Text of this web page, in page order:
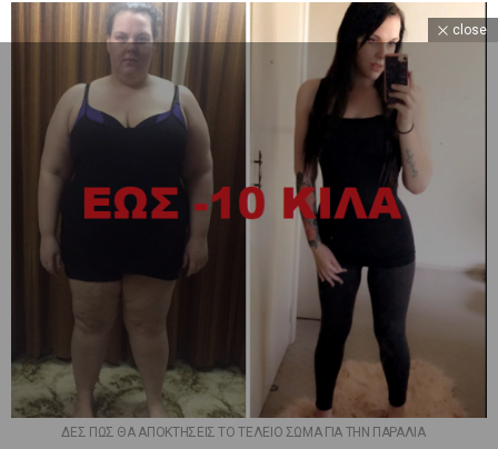
ΔΕΣ ΠΩΣ ΘΑ ΑΠΟΚΤΗΣΕΙΣ ΤΟ ΤΕΛΕΙΟ ΣΩΜΑ ΓΙΑ ΤΗΝ ΠΑΡΑΛΙΑ
close